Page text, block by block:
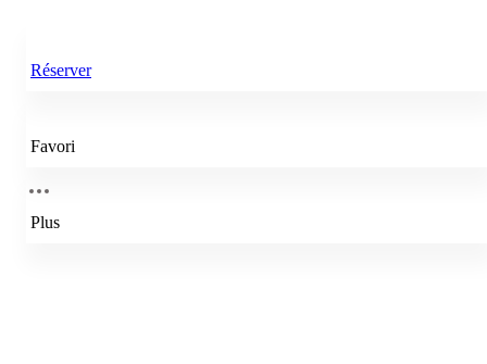
Réserver
Favori
Plus